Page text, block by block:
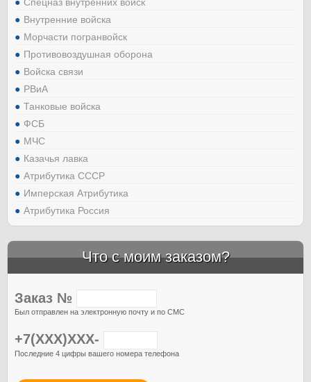
Внутренние войска
Морчасти погранвойск
Противовоздушная оборона
Войска связи
РВиА
Танковые войска
ФСБ
МЧС
Казачья лавка
Атрибутика СССР
Имперская Атрибутика
Атрибутика Россия
Что с моим заказом?
Заказ №
Был отправлен на электронную почту и по СМС
+7(XXX)XXX-
Последние 4 цифры вашего номера телефона